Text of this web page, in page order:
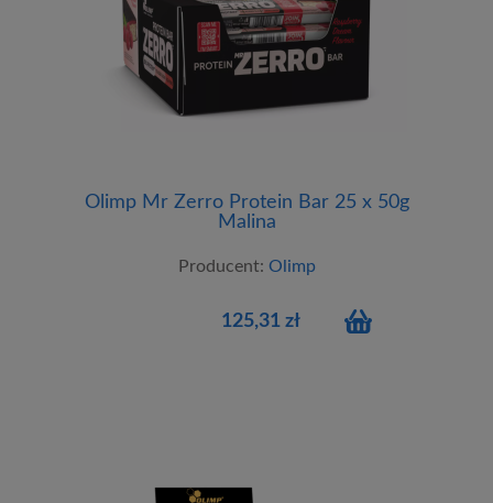
Olimp Mr Zerro Protein Bar 25 x 50g
Malina
Producent: Olimp
125,31 zł